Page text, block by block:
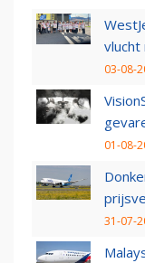
vlucht
03-08-
01-08-
31-07-